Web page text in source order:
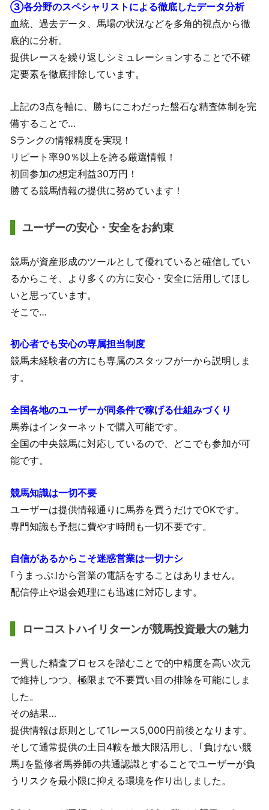
③各分野のスペシャリストによる徹底したデータ分析
血統、過去データ、馬場の状況などを多角的視点から徹
底的に分析。
提供レースを繰り返しシミュレーションすることで不確
定要素を徹底排除しています。
上記の3点を軸に、勝ちにこわだった盤石な精査体制を完
備することで…
Sランクの情報精度を実現！
リピート率90％以上を誇る厳選情報！
初回参加の想定利益30万円！
勝てる競馬情報の提供に努めています！
ユーザーの安心・安全をお約束
競馬が資産形成のツールとして優れていると確信してい
るからこそ、より多くの方に安心・安全に活用してほし
いと思っています。
そこで…
初心者でも安心の専属担当制度
競馬未経験者の方にも専属のスタッフが一から説明しま
す。
全国各地のユーザーが同条件で稼げる仕組みづくり
馬券はインターネットで購入可能です。
全国の中央競馬に対応しているので、どこでも参加が可
能です。
競馬知識は一切不要
ユーザーは提供情報通りに馬券を買うだけでOKです。
専門知識も予想に費やす時間も一切不要です。
自信があるからこそ迷惑営業は一切ナシ
｢うまっぷ｣から営業の電話をすることはありません。
配信停止や退会処理にも迅速に対応します。
ローコストハイリターンが競馬投資最大の魅力
一貫した精査プロセスを踏むことで的中精度を高い次元
で維持しつつ、極限まで不要買い目の排除を可能にしま
した。
その結果…
提供情報は原則として1レース5,000円前後となります。
そして通常提供の土日4鞍を最大限活用し、｢負けない競
馬｣を監修者馬券師の共通認識とすることでユーザーが負
うリスクを最小限に抑える環境を作り出しました。